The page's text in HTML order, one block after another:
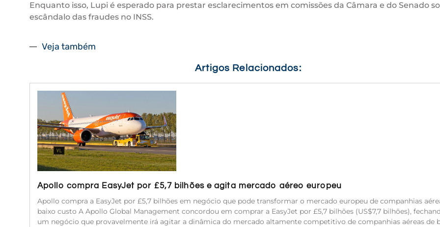
Enquanto isso, Lupi é esperado para prestar esclarecimentos em comissões da Câmara e do Senado
escândalo das fraudes no INSS.
Veja também
Artigos Relacionados:
Apollo compra EasyJet por £5,7 bilhões e agita mercado aéreo europeu
Apollo compra a EasyJet por £5,7 bilhões em negócio que pode transformar o mercado europeu de companhias
baixo custo A Apollo Global Management concordou em comprar a EasyJet por £5,7 bilhões (US$7,7 bilhões),
um negócio que provavelmente irá agitar a dinâmica do mercado altamente competitivo de companhias aéreas de